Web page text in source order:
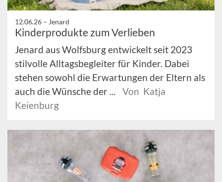
12.06.26 – Jenard
Kinderprodukte zum Verlieben
Jenard aus Wolfsburg entwickelt seit 2023
stilvolle Alltagsbegleiter für Kinder. Dabei
stehen sowohl die Erwartungen der Eltern als
auch die Wünsche der ...
Von Katja
Keienburg